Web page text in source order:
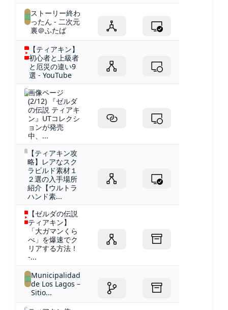
ストーリー終わ
ったん - 二次元
裏＠ふたば
【ティアキン】
初心者と上級者
と厄災の違い9
選 - YouTube
画像ページ
(2/12) 『ゼルダ
の伝説 ティアキ
ン』UTコレクシ
ョンが発売
中、...
【ティアキン攻
略】レアなスク
ラビルド素材１
２選の入手場所
紹介【ウルトラ
ハンド素...
【ゼルダの伝説
ティアキン】
「大ガマンくら
べ」を爆速でク
リアする方法！
-...
Municipalidad
de Los Lagos –
Sitio...